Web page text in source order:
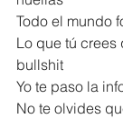
Todo el mundo
Lo que tú crees
bullshit
Yo te paso la
No te olvides